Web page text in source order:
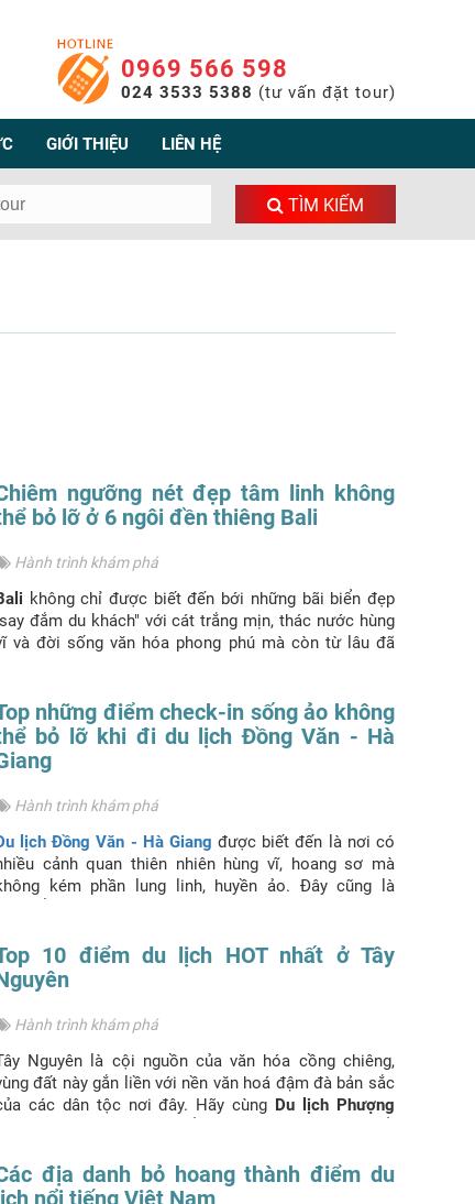
0969 566 598
024 3533 5388 (tư vấn đặt tour)
GIỚI THIỆU LIÊN HỆ
TÌM KIẾM
ngưỡng nét đẹp tâm linh không
bỏ lỡ ở 6 ngôi đền thiêng Bali
Hành trình khám phá
không chỉ được biết đến bới những bãi biển đẹp
đắm du khách" với cát trắng mịn, thác nước hùng
và đời sống văn hóa phong phú mà còn từ lâu đã
nhất hòn đảo này. Khi có nhu cầu đidu lịch Balithì
nhớ note lại những điểm đến dưới đây mà
Du lịch
Hoàng
muốn gợi ý cho bạn khám phá 6 ngôi
đền linh thiêng bậc nhất Bali
những điểm check-in sống ảo không
bỏ lỡ khi đi du lịch Đồng Văn - Hà
Hành trình khám phá
lịch Đồng Văn - Hà Giang được biết đến là nơi có
cảnh quan thiên nhiên hùng vĩ, hoang sơ mà
kém phần lung linh, huyền ảo. Đây cũng là
danh không thể bỏ lỡ khi tham quanĐồng Văn
10 điểm du lịch HOT nhất ở Tây
Hành trình khám phá
Nguyên là cội nguồn của văn hóa cồng chiêng,
đất này gắn liền với nền văn hoá đậm đà bản sắc
các dân tộc nơi đây. Hãy cùng Du lịch Phượng
địa danh bỏ hoang thành điểm du
nổi tiếng Việt Nam